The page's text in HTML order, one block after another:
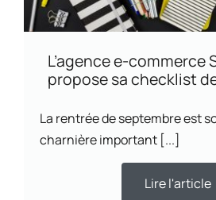
L’agence e-commerce
propose sa checklist
La rentrée de septembre est
charnière important [...]
Lire l'article